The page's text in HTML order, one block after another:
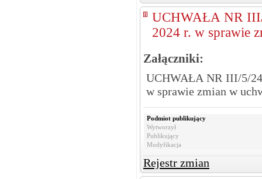
UCHWAŁA NR
2024 r. w sprawie
Załączniki:
UCHWAŁA NR III/5/
w sprawie zmian w
Podmiot publikujący
Wytworzył
Publikujący
Modyfikacja
Rejestr zmian